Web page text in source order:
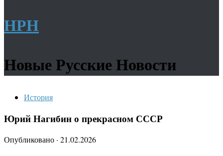
НРН
Новые Русские Новости
История
Юрий Нагибин о прекрасном СССР
Опубликовано · 21.02.2026